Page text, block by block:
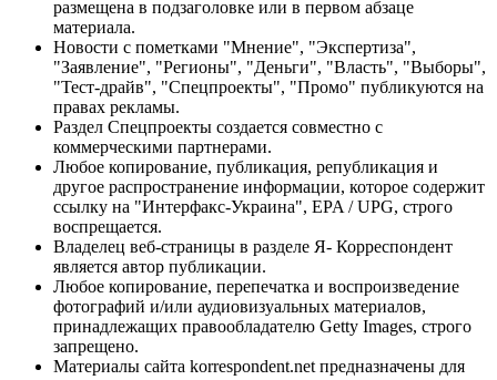
размещена в подзаголовке или в первом абзаце
материала.
Новости с пометками "Мнение", "Экспертиза",
"Заявление", "Регионы", "Деньги", "Власть", "Выборы",
"Тест-драйв", "Спецпроекты", "Промо" публикуются на
правах рекламы.
Раздел Спецпроекты создается совместно с
коммерческими партнерами.
Любое копирование, публикация, републикация и
другое распространение информации, которое содержит
ссылку на "Интерфакс-Украина", EPA / UPG, строго
воспрещается.
Владелец веб-страницы в разделе Я- Корреспондент
является автор публикации.
Любое копирование, перепечатка и воспроизведение
фотографий и/или аудиовизуальных материалов,
принадлежащих правообладателю Getty Images, строго
запрещено.
Материалы сайта korrespondent.net предназначены для